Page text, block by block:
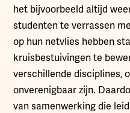
het bijvoorbeeld altijd
studenten te verrassen
op hun netvlies hebben
kruisbestuivingen te
verschillende disciplines,
onverenigbaar zijn.
van samenwerking die